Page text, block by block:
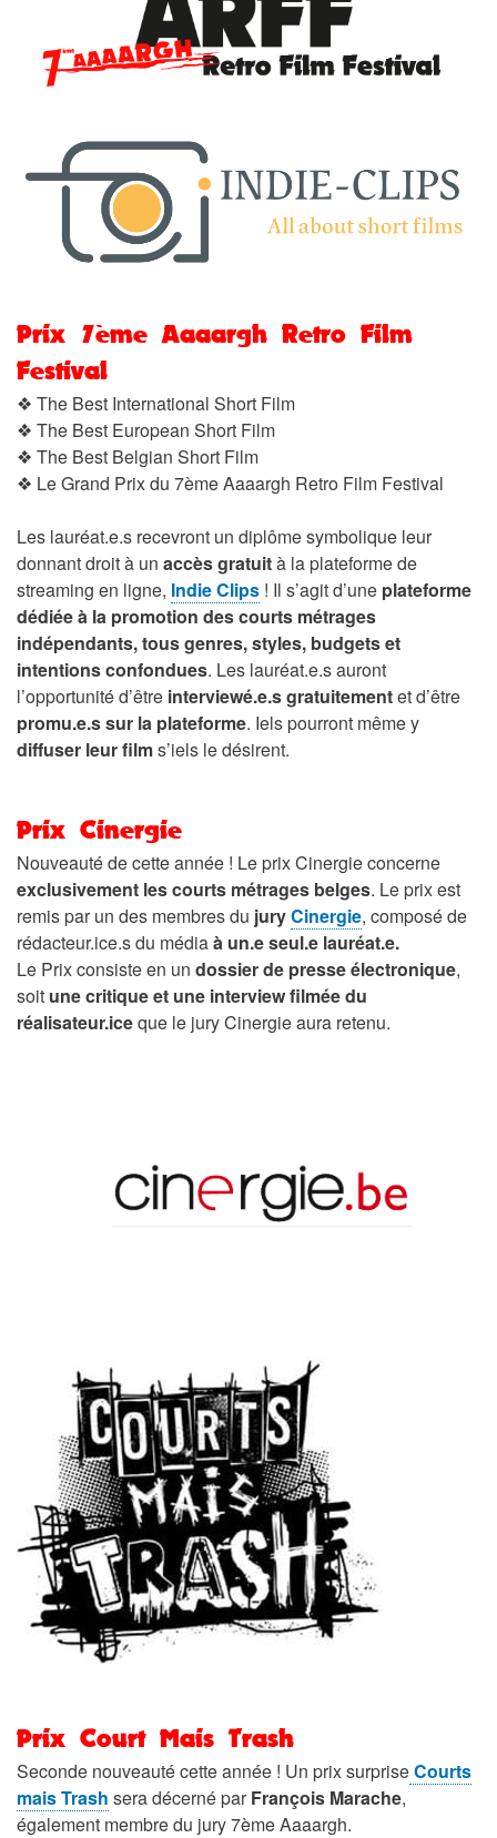
Prix 7ème Aaaargh Retro Film
Festival
❖ The Best International Short Film
❖ The Best European Short Film
❖ The Best Belgian Short Film
❖ Le Grand Prix du 7ème Aaaargh Retro Film Festival
Les lauréat.e.s recevront un diplôme symbolique leur
donnant droit à un accès gratuità la plateforme de
streaming en ligne, Indie Clips ! Il s’agit d’une plateforme
dédiée à la promotion des courts métrages
indépendants, tous genres, styles, budgets et
intentions confondues. Les lauréat.e.s auront
l’opportunité d’être interviewé.e.s gratuitementet d’être
promu.e.s sur la plateforme. Iels pourront même y
diffuser leur films’iels le désirent.
Prix Cinergie
Nouveauté de cette année ! Le prix Cinergie concerne
exclusivement les courts métrages belges. Le prix est
remis par un des membres du juryCinergie, composé de
rédacteur.ice.s du médiaà un.e seul.e lauréat.e.
Le Prix consiste en un dossier de presse électronique,
soit une critique et une interview filmée du
réalisateur.iceque le jury Cinergie aura retenu.
Prix Court Mais Trash
Seconde nouveauté cette année ! Un prix surpriseCourts
mais Trash sera décerné parFrançois Marache,
également membre du jury 7ème Aaaargh.